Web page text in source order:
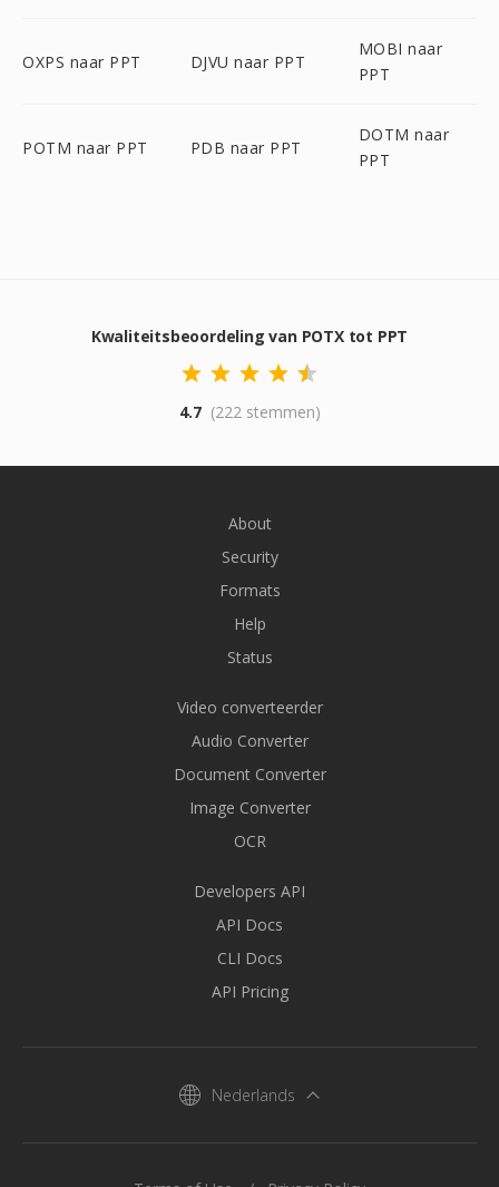
OXPS naar PPT DJVU naar PPT
MOBI naar
PPT
POTM naar PPT PDB naar PPT
DOTM naar
PPT
Kwaliteitsbeoordeling van POTX tot PPT
4.7 (222 stemmen)
About
Security
Formats
Help
Status
Video converteerder
Audio Converter
Document Converter
Image Converter
OCR
Developers API
API Docs
CLI Docs
API Pricing
Nederlands